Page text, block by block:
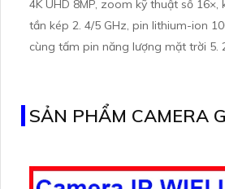
4K UHD 8MP, zoom kỹ thuật số
tần kép 2. 4/5 GHz, pin lithium-ion
cùng tấm pin năng lượng mặt trời 5.
SẢN PHẨM CAMERA